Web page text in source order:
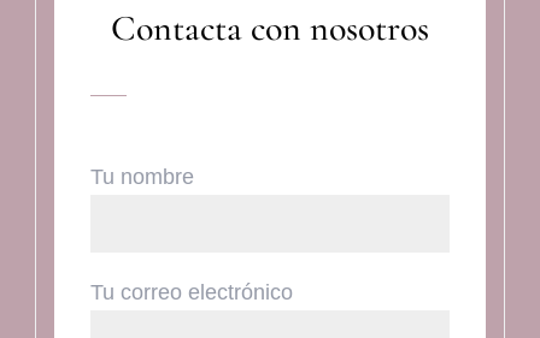
Contacta con nosotros
Tu nombre
Tu correo electrónico